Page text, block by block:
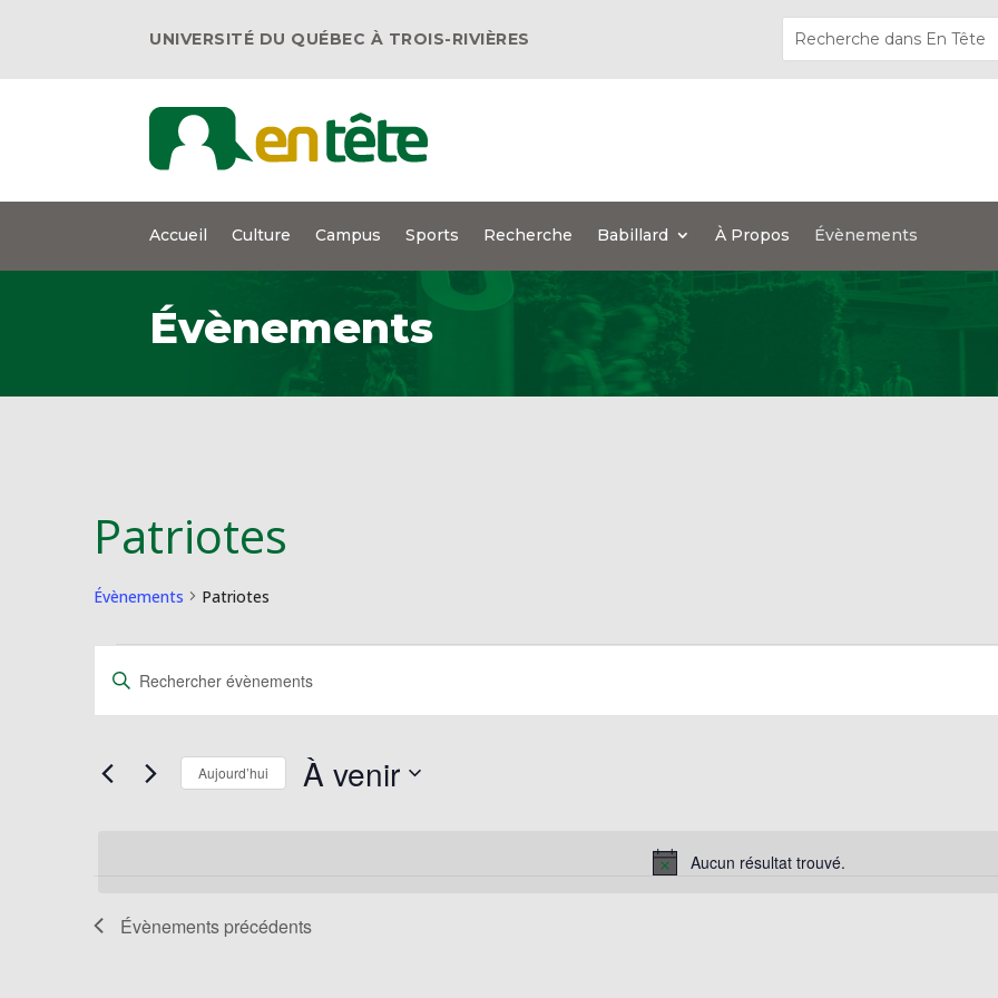
UNIVERSITÉ DU QUÉBEC À TROIS-RIVIÈRES
Accueil Culture Campus Sports Recherche Babillard À Propos Évènements
Évènements
Patriotes
Évènements Patriotes
Évènements
Notice
Aucun résultat trouvé.
et
navigation
vues
Saisir
mot-
clé.
Évènements
Aujourd’hui À venir
Évènements précédents